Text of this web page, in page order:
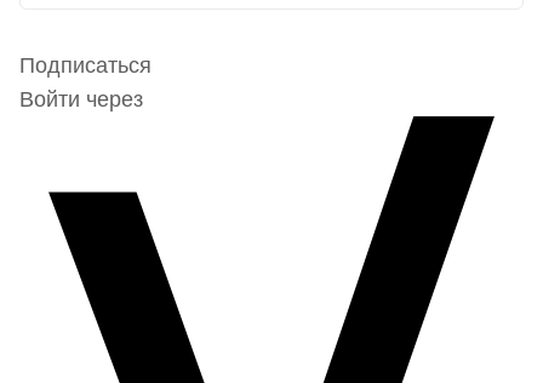
Подписаться
Войти через